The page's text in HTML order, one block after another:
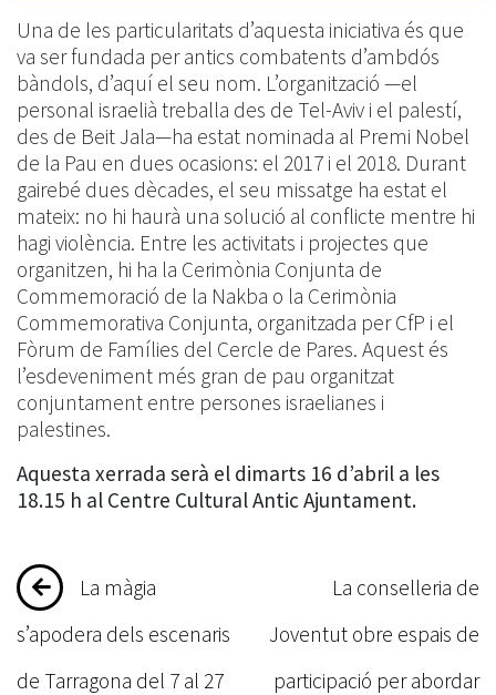
Una de les particularitats d’aquesta iniciativa és que
va ser fundada per antics combatents d’ambdós
bàndols, d’aquí el seu nom. L’organització —el
personal israelià treballa des de Tel-Aviv i el palestí,
des de Beit Jala—ha estat nominada al Premi Nobel
de la Pau en dues ocasions: el 2017 i el 2018. Durant
gairebé dues dècades, el seu missatge ha estat el
mateix: no hi haurà una solució al conflicte mentre hi
hagi violència. Entre les activitats i projectes que
organitzen, hi ha la Cerimònia Conjunta de
Commemoració de la Nakba o la Cerimònia
Commemorativa Conjunta, organitzada per CfP i el
Fòrum de Famílies del Cercle de Pares. Aquest és
l’esdeveniment més gran de pau organitzat
conjuntament entre persones israelianes i
palestines.
Aquesta xerrada serà el dimarts 16 d’abril a les
18.15 h al Centre Cultural Antic Ajuntament.
Navegació
d'entrades
La màgia
s’apodera dels escenaris
de Tarragona del 7 al 27
La conselleria de
Joventut obre espais de
participació per abordar